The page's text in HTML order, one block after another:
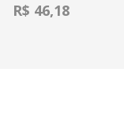
R$ 46,18